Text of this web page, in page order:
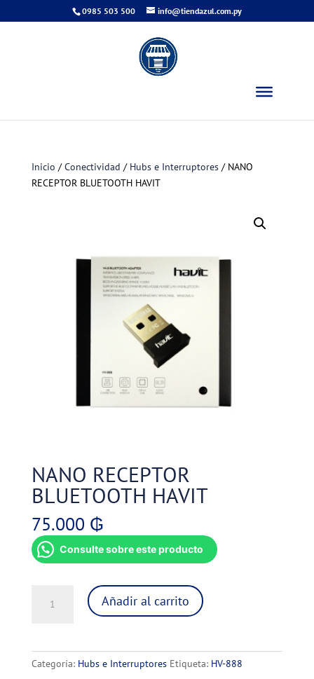
0985 503 500 info@tiendazul.com.py
Inicio /Conectividad / Hubs e Interruptores/ NANO
RECEPTOR BLUETOOTH HAVIT
NANO RECEPTOR
BLUETOOTH HAVIT
75.000 ₲
Consulte sobre este producto
RECEPTOR
Añadir al carrito
Categoría: Hubs e Interruptores Etiqueta: HV-888